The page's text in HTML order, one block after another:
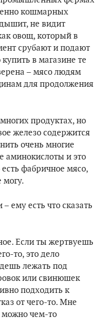
кошмарных
не видит
овощ, который в
срубают и подают
в магазине те
– мясо людям
для продолжения
продуктах, но
железо содержится
очень многие
аминокислоты и это
фабричное мясо,
могу.
ему есть что сказать
Если ты жертвуешь
то, это дело
лежать под
или свинюшек
подходить к
от чего-то. Мне
можно чем-то